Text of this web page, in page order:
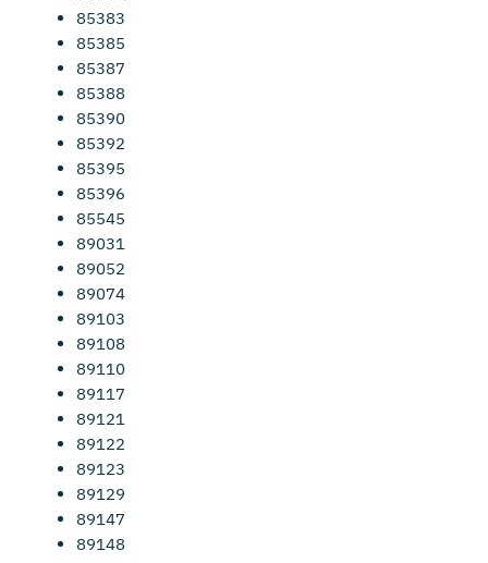
85383
85385
85387
85388
85390
85392
85395
85396
85545
89031
89052
89074
89103
89108
89110
89117
89121
89122
89123
89129
89147
89148